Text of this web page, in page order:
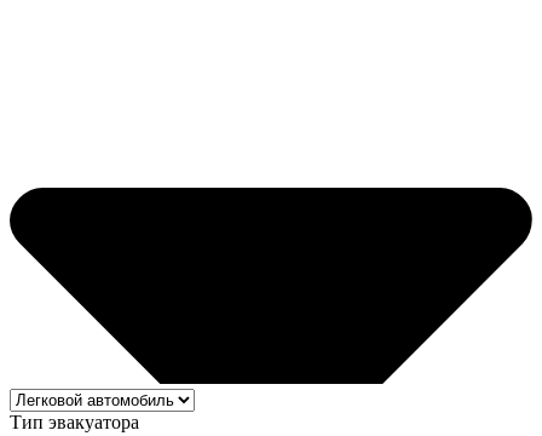
Тип эвакуатора